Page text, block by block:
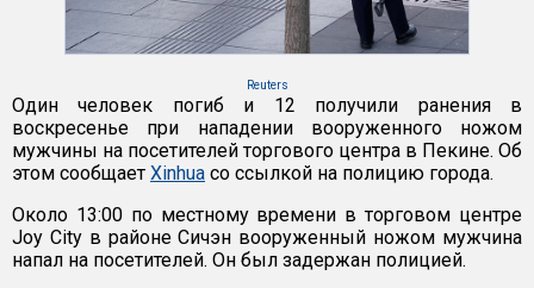
Reuters
Один человек погиб и 12 получили ранения в
воскресенье при нападении вооруженного ножом
мужчины на посетителей торгового центра в Пекине. Об
этом сообщает Xinhua со ссылкой на полицию города.
Около 13:00 по местному времени в торговом центре
Joy City в районе Сичэн вооруженный ножом мужчина
напал на посетителей. Он был задержан полицией.